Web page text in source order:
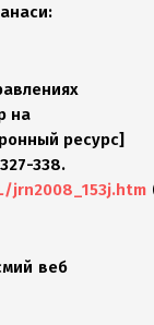
на
ресурс]
338.
jrn2008_153j.htm
веб